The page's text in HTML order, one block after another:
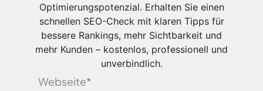
Optimierungspotenzial. Erhalten Sie einen
schnellen SEO-Check mit klaren Tipps für
bessere Rankings, mehr Sichtbarkeit und
mehr Kunden – kostenlos, professionell und
unverbindlich.